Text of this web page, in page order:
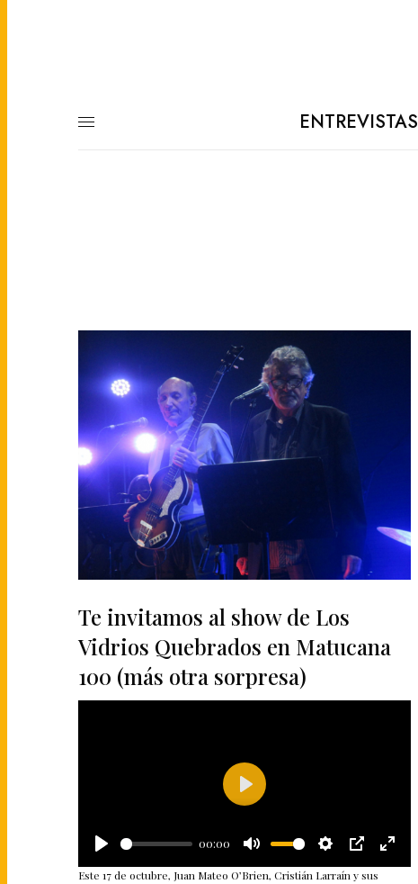
ENTREVISTAS
Te invitamos al show de Los
Vidrios Quebrados en Matucana
100 (más otra sorpresa)
00:00
Play
Este 17 de octubre, Juan Mateo O’Brien, Cristián Larraín y sus